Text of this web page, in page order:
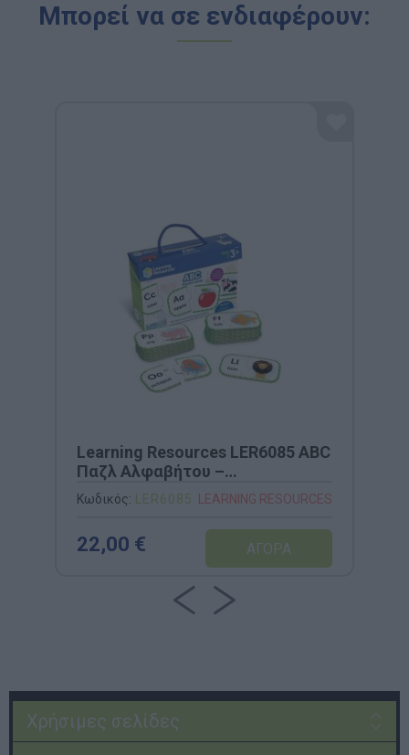
Μπορεί να σε ενδιαφέρουν:
Learning Resources LER6085 ABC
Παζλ Αλφαβήτου –
Εκπαιδευτικό Σετ
Αυτοδιόρθωσης
Κωδικός: LER6085 LEARNING RESOURCES
22,00 €
Χρήσιμες σελίδες